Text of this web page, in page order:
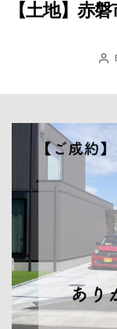
【土地】赤